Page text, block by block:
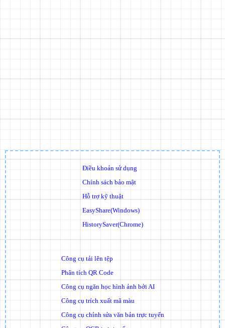
Điều khoản sử dụng
Chính sách bảo mật
Hỗ trợ kỹ thuật
EasyShare(Windows)
HistorySaver(Chrome)
Công cụ tải lên tệp
Phân tích QR Code
Công cụ ngăn học hình ảnh bởi AI
Công cụ trích xuất mã màu
Công cụ chỉnh sửa văn bản trực tuyến